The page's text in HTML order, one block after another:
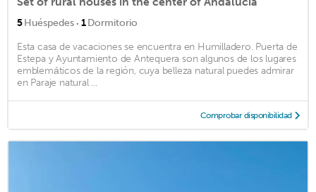
5Huéspedes · 1Dormitorio
Esta casa de vacaciones se encuentra en Humilladero. Puerta de
Estepa y Ayuntamiento de Antequera son algunos de los lugares
emblemáticos de la región, cuya belleza natural puedes admirar
en Paraje natural ...
Comprobar disponibilidad